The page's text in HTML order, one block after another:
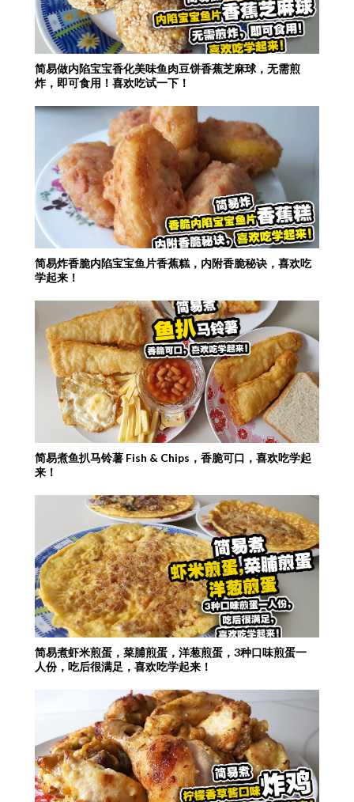
简易做内陷宝宝香化美味鱼肉豆饼香蕉芝麻球，无需煎
炸，即可食用！喜欢吃试一下！
简易炸香脆内陷宝宝鱼片香蕉糕，内附香脆秘诀，喜欢吃
学起来！
简易煮鱼扒马铃薯 Fish & Chips，香脆可口，喜欢吃学起
来！
简易煮虾米煎蛋，菜脯煎蛋，洋葱煎蛋，3种口味煎蛋一
人份，吃后很满足，喜欢吃学起来！